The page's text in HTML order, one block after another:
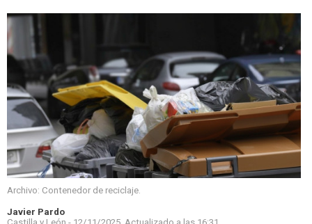
Archivo: Contenedor de reciclaje.
Javier Pardo